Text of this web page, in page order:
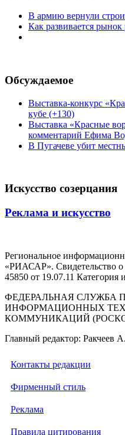
В армию вернули
Как развивается рынок
Обсуждаемое
Выставка-конкурс
кубе (+130)
Выставка «Красные
комментарий Ефима
В Пугачеве убит
Искусство созерцания
Реклама и искусство
Региональное
«РИАСАР». Свидетельство
45850 от 19.07.11
ФЕДЕРАЛЬНАЯ СЛУЖБА
ИНФОРМАЦИОННЫХ
КОММУНИКАЦИЙ
Главный редактор: Ракчеев
Контакты редакции
Фирменный стиль
Реклама
Правила цитирования